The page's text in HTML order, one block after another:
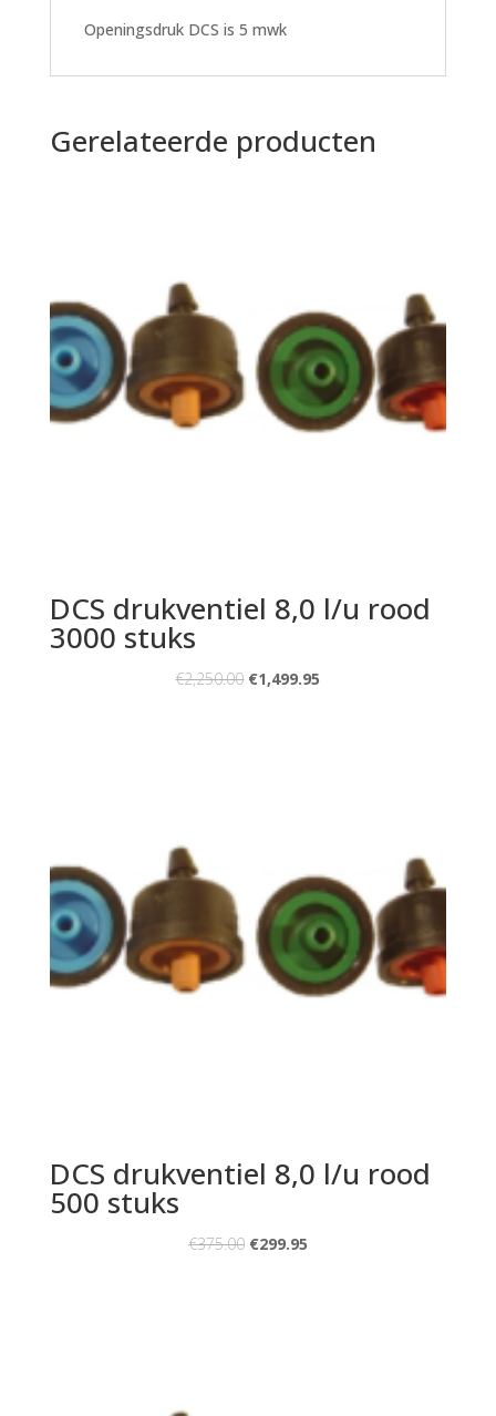
Openingsdruk DCS is 5 mwk
Gerelateerde producten
DCS drukventiel 8,0 l/u rood
3000 stuks
€2,250.00 €1,499.95
DCS drukventiel 8,0 l/u rood
500 stuks
€375.00 €299.95